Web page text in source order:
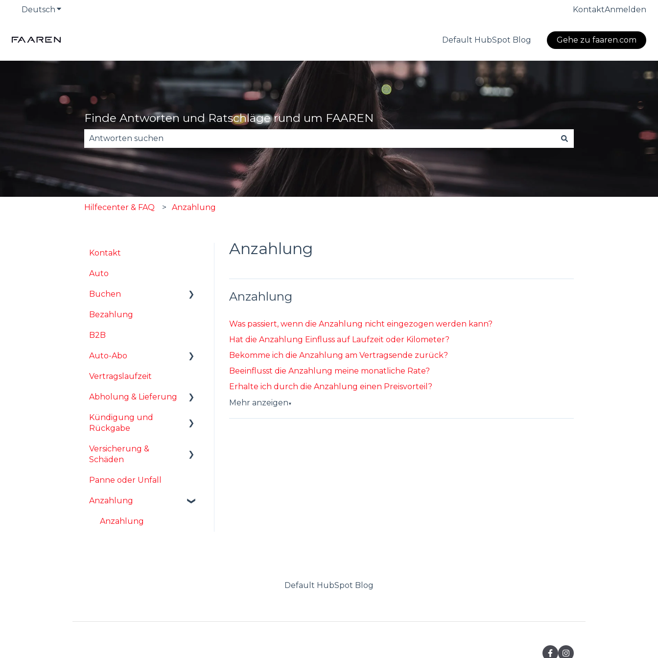
Deutsch Untermenü für Übersetzungen anzeigen KontaktAnmelden
Default HubSpot Blog Gehe zu faaren.com
Finde Antworten und Ratschläge rund um FAAREN
Es gibt keine Vorschläge, da das Suchfeld leer ist.
Hilfecenter & FAQ Anzahlung
Anzahlung
Anzahlung
Was passiert, wenn die Anzahlung nicht eingezogen werden kann?
Hat die Anzahlung Einfluss auf Laufzeit oder Kilometer?
Bekomme ich die Anzahlung am Vertragsende zurück?
Beeinflusst die Anzahlung meine monatliche Rate?
Erhalte ich durch die Anzahlung einen Preisvorteil?
Mehr anzeigen▼
Kontakt
Auto
Buchen
Buchungsvoraussetzu
Buchungsanfrage
Vertrag
Bezahlung
B2B
Auto-Abo
Kilometerpakete
Sonstiges
Vertragslaufzeit
Abholung & Lieferung
Fahrzeugübergabe
Kündigung und
Rückgabe
Kündigung
Versicherung &
Schäden
Selbstbeteiligung
Zweitfahrer
Schadensfreiheitsklasse
Panne oder Unfall
Anzahlung
Anzahlung
Default HubSpot Blog